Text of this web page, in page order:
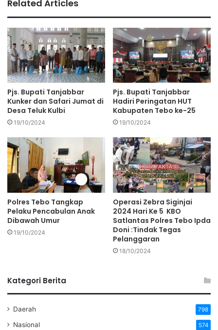
Related Articles
Pjs. Bupati Tanjabbar
Kunker dan Safari Jumat di
Desa Teluk Kulbi
19/10/2024
Pjs. Bupati Tanjabbar
Hadiri Peringatan HUT
Kabupaten Tebo ke-25
19/10/2024
Polres Tebo Tangkap
Pelaku Pencabulan Anak
Dibawah Umur
19/10/2024
Operasi Zebra Siginjai
2024 Hari Ke 5 KBO
Satlantas Polres Tebo Ipda
Doni :Tindak Tegas
Pelanggaran
18/10/2024
Kategori Berita
Daerah 798
Nasional 574